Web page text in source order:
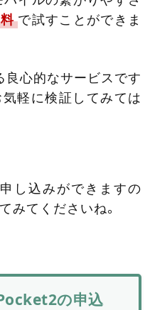
で試すことができま
心的なサービスです
軽に検証してみては
し込みができますの
みてくださいね。
の申込